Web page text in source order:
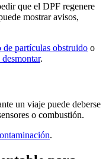
que el DPF regenere
mostrar avisos,
de partículas obstruido o
.
un viaje puede deberse
o combustión.
.